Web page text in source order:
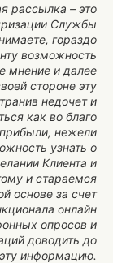
рассылка – это
Службы
гораздо
возможность
мнение и далее
стороне эту
недочет и
как во благо
нежели
узнать о
Клиента и
и стараемся
основе за счет
онлайн
опросов и
доводить до
информацию.